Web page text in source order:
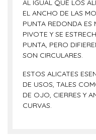
AL IGUAL QUE LOS
EL ANCHO DE LAS
PUNTA REDONDA ES
PIVOTE Y SE
PUNTA, PERO
SON CIRCULARES.
ESTOS ALICATES
DE USOS, TALES
DE OJO, CIERRES Y
CURVAS.